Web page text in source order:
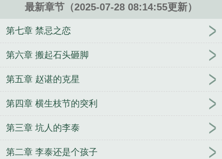
《大唐小侯爷 长安秋叶》是金枪太保精心创作的历史
大唐小侯爷免费阅读 大唐小侯爷TXT
大唐小
侯爷笔趣阁 大唐极品小侯爷
大唐
谌
大唐小侯爷女主
大唐小侯爷
爷 金枪太保 大唐小侯爷在线全文免费阅读
大唐小
侯爷TXT全集
大唐小候
大唐小候
爷同人
大唐小侯爷txt
大唐小侯爷女
主有几个
大唐小侯爷全文
大唐小侯爷赵湛全文阅
读
大唐小侯爷唐宁 大唐小侯爷金枪太保
大唐小侯
最新章节（2025-07-28 08:14:55更新）
第七章 禁忌之恋
第六章 搬起石头砸脚
第五章 赵谌的克星
第四章 横生枝节的突利
第三章 坑人的李泰
第二章 李泰还是个孩子